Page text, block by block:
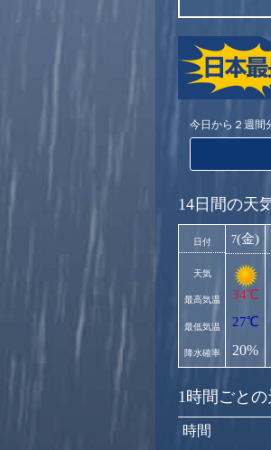
今日から２週間
14日間の天
日付
天気
最高気温
最低気温
降水確率
7(金)
34℃
27℃
20%
1時間ごと
時間